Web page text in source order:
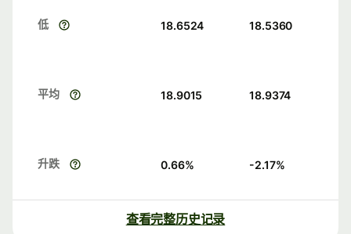
低 18.6524 18.5360
平均 18.9015 18.9374
升跌 0.66% -2.17%
查看完整历史记录